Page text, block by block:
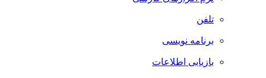
تلفن
برنامه نویسی
بازیابی اطلاعات